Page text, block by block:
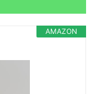
AMAZON